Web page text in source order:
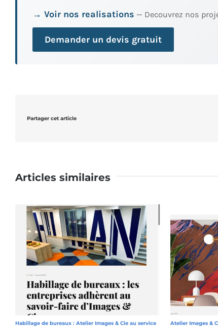
→ Voir nos realisations — Decouvrez nos
Demander un devis gratuit
Partager cet article
Articles similaires
Habillage de bureaux : Atelier Images & Cie au service
Atelier Images &